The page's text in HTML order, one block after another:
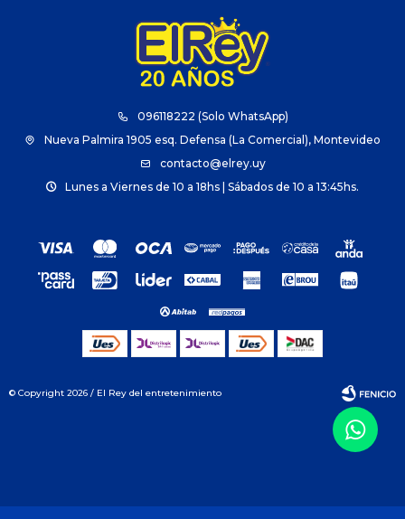
096118222 (Solo WhatsApp)
Nueva Palmira 1905 esq. Defensa (La Comercial), Montevideo
contacto@elrey.uy
Lunes a Viernes de 10 a 18hs | Sábados de 10 a 13:45hs.
© Copyright 2026 / El Rey del entretenimiento